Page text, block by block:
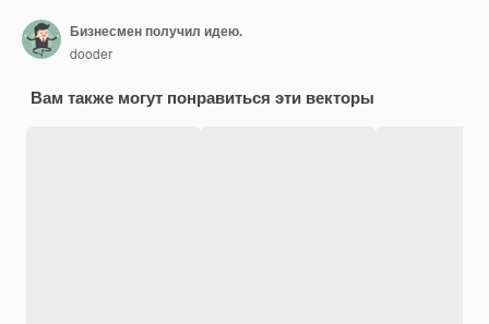
Бизнесмен получил идею.
dooder
Вам также могут понравиться эти векторы